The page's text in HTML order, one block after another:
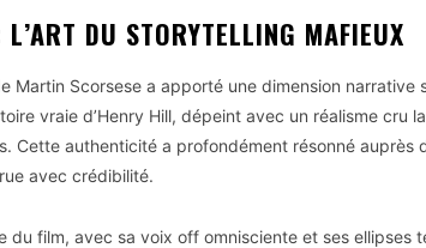
DU STORYTELLING MAFIEUX
Martin Scorsese a apporté une dimension narrative
vraie d’Henry Hill, dépeint avec un réalisme cru
Cette authenticité a profondément résonné
avec crédibilité.
du film, avec sa voix off omnisciente et ses ellipses